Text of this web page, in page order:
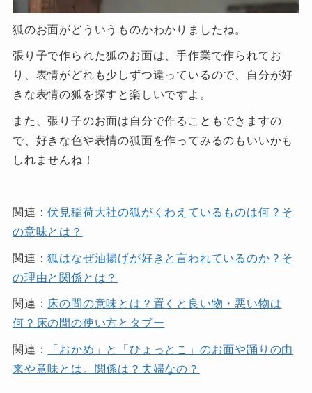
狐のお面がどういうものかわかりましたね。
張り子で作られた狐のお面は、手作業で作られてお
り、表情がどれも少しずつ違っているので、自分が好
きな表情の狐を探すと楽しいですよ。
また、張り子のお面は自分で作ることもできますの
で、好きな色や表情の狐面を作ってみるのもいいかも
しれませんね！
関連：伏見稲荷大社の狐がくわえているものは何？そ
の意味とは？
関連：狐はなぜ油揚げが好きと言われているのか？そ
の理由と関係とは？
関連： 床の間の意味とは？置くと良い物・悪い物は
何？床の間の使い方とタブー
関連：
「おかめ」と「ひょっとこ」のお面や踊りの由
来や意味とは。関係は？夫婦なの？